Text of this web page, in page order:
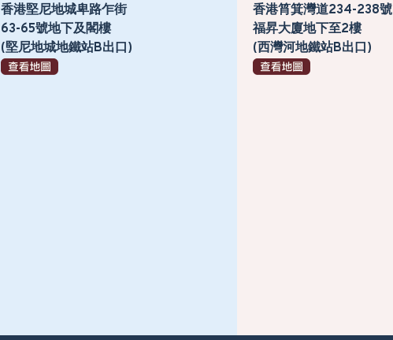
香港堅尼地城卑路乍街
63-65號地下及閣樓
(堅尼地城地鐵站B出口)
香港筲箕灣道234-238號
福昇大廈地下至2樓
(西灣河地鐵站B出口)